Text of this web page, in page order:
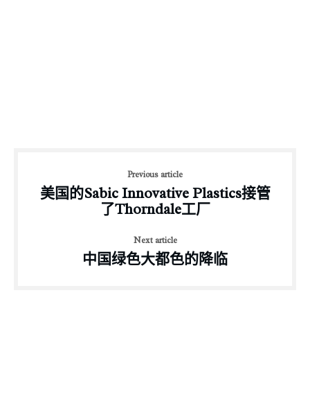
Previous article
美国的Sabic Innovative Plastics接管
了Thorndale工厂
Next article
中国绿色大都色的降临